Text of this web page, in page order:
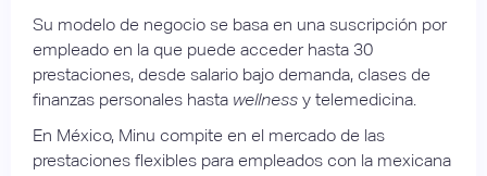
Su modelo de negocio se basa en una suscripción por
empleado en la que puede acceder hasta 30
prestaciones, desde salario bajo demanda, clases de
finanzas personales hasta wellness y telemedicina.
En México, Minu compite en el mercado de las
prestaciones flexibles para empleados con la mexicana